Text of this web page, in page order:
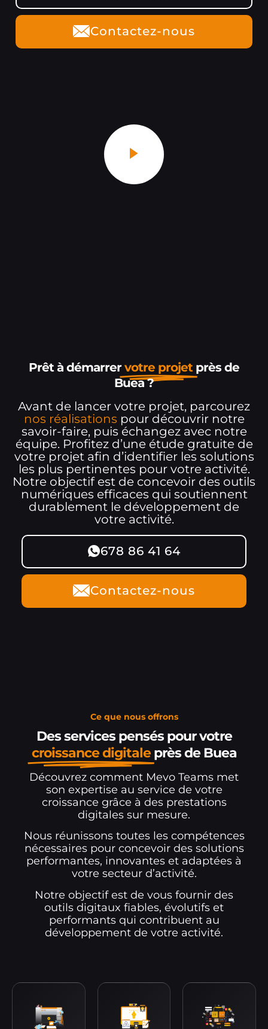
Contactez-nous
Prêt à démarrervotre projet près de
Buea ?
Avant de lancer votre projet, parcourez
nos réalisations pour découvrir notre
savoir-faire, puis échangez avec notre
équipe. Profitez d’une étude gratuite de
votre projet afin d’identifier les solutions
les plus pertinentes pour votre activité.
Notre objectif est de concevoir des outils
numériques efficaces qui soutiennent
durablement le développement de
votre activité.
678 86 41 64
Contactez-nous
Ce que nous offrons
Des services pensés pour votre
croissance digitale près de Buea
Découvrez comment Mevo Teams met
son expertise au service de votre
croissance grâce à des prestations
digitales sur mesure.
Nous réunissons toutes les compétences
nécessaires pour concevoir des solutions
performantes, innovantes et adaptées à
votre secteur d’activité.
Notre objectif est de vous fournir des
outils digitaux fiables, évolutifs et
performants qui contribuent au
développement de votre activité.